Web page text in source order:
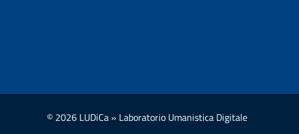
© 2026 LUDiCa » Laboratorio Umanistica Digitale